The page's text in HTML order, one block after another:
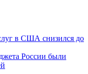
в США снизился до
России были